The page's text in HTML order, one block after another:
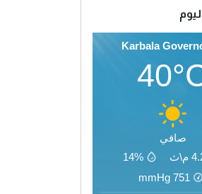
Karbala
صافي
م\ث
14%
751
mmHg